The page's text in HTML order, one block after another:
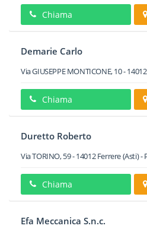
Chiama
Demarie Carlo
Via GIUSEPPE MONTICONE, 10-14012
Chiama
Duretto Roberto
Via TORINO, 59-14012 Ferrere(Asti) -
Chiama
Efa Meccanica S.n.c.